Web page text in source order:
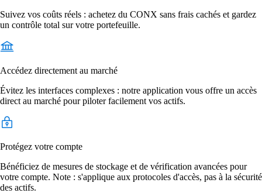
Suivez vos coûts réels : achetez du CONX sans frais cachés et gardez
un contrôle total sur votre portefeuille.
Accédez directement au marché
Évitez les interfaces complexes : notre application vous offre un accès
direct au marché pour piloter facilement vos actifs.
Protégez votre compte
Bénéficiez de mesures de stockage et de vérification avancées pour
votre compte. Note : s'applique aux protocoles d'accès, pas à la sécurité
des actifs.